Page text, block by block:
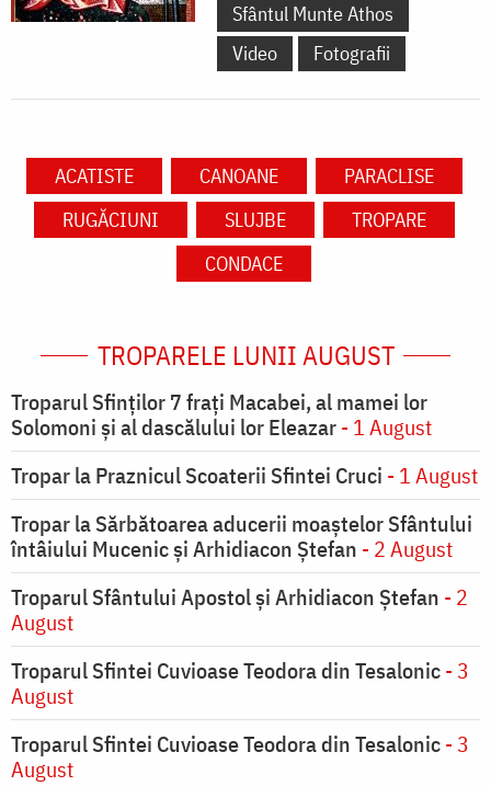
Sfântul Munte Athos
Video
Fotografii
ACATISTE CANOANE
PARACLISE
RUGĂCIUNI
SLUJBE
TROPARE
CONDACE
TROPARELE LUNII AUGUST
Troparul Sfinţilor 7 fraţi Macabei, al mamei lor
Solomoni şi al dascălului lor Eleazar- 1 August
Tropar la Praznicul Scoaterii Sfintei Cruci - 1 August
Tropar la Sărbătoarea aducerii moaştelor Sfântului
întâiului Mucenic şi Arhidiacon Ştefan - 2 August
Troparul Sfântului Apostol și Arhidiacon Ștefan - 2
August
Troparul Sfintei Cuvioase Teodora din Tesalonic- 3
August
Troparul Sfintei Cuvioase Teodora din Tesalonic- 3
August